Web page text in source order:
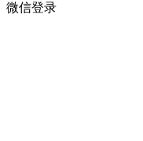
微信登录